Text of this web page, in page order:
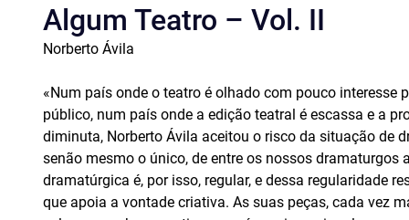
Algum Teatro – Vol. II
Norberto Ávila
«Num país onde o teatro é olhado com pouco interesse
público, num país onde a edição teatral é escassa e a
diminuta, Norberto Ávila aceitou o risco da situação de
senão mesmo o único, de entre os nossos dramaturgos
dramatúrgica é, por isso, regular, e dessa regularidade
que apoia a vontade criativa. As suas peças, cada vez